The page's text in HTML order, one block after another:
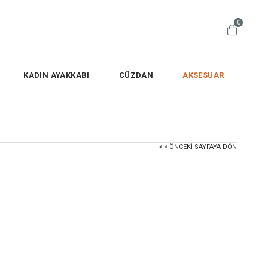
0
KADIN AYAKKABI CÜZDAN AKSESUAR
< < ÖNCEKI SAYFAYA DÖN